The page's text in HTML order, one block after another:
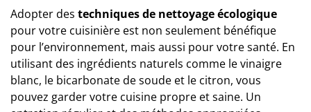
Adopter des techniques de nettoyage écologique
pour votre cuisinière est non seulement bénéfique
pour l’environnement, mais aussi pour votre santé. En
utilisant des ingrédients naturels comme le vinaigre
blanc, le bicarbonate de soude et le citron, vous
pouvez garder votre cuisine propre et saine. Un